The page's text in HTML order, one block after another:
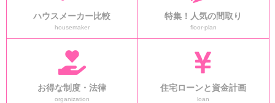
ハウスメーカー比較
housemaker
特集！人気の間取り
floor-plan
お得な制度・法律
organization
住宅ローンと資金計画
loan